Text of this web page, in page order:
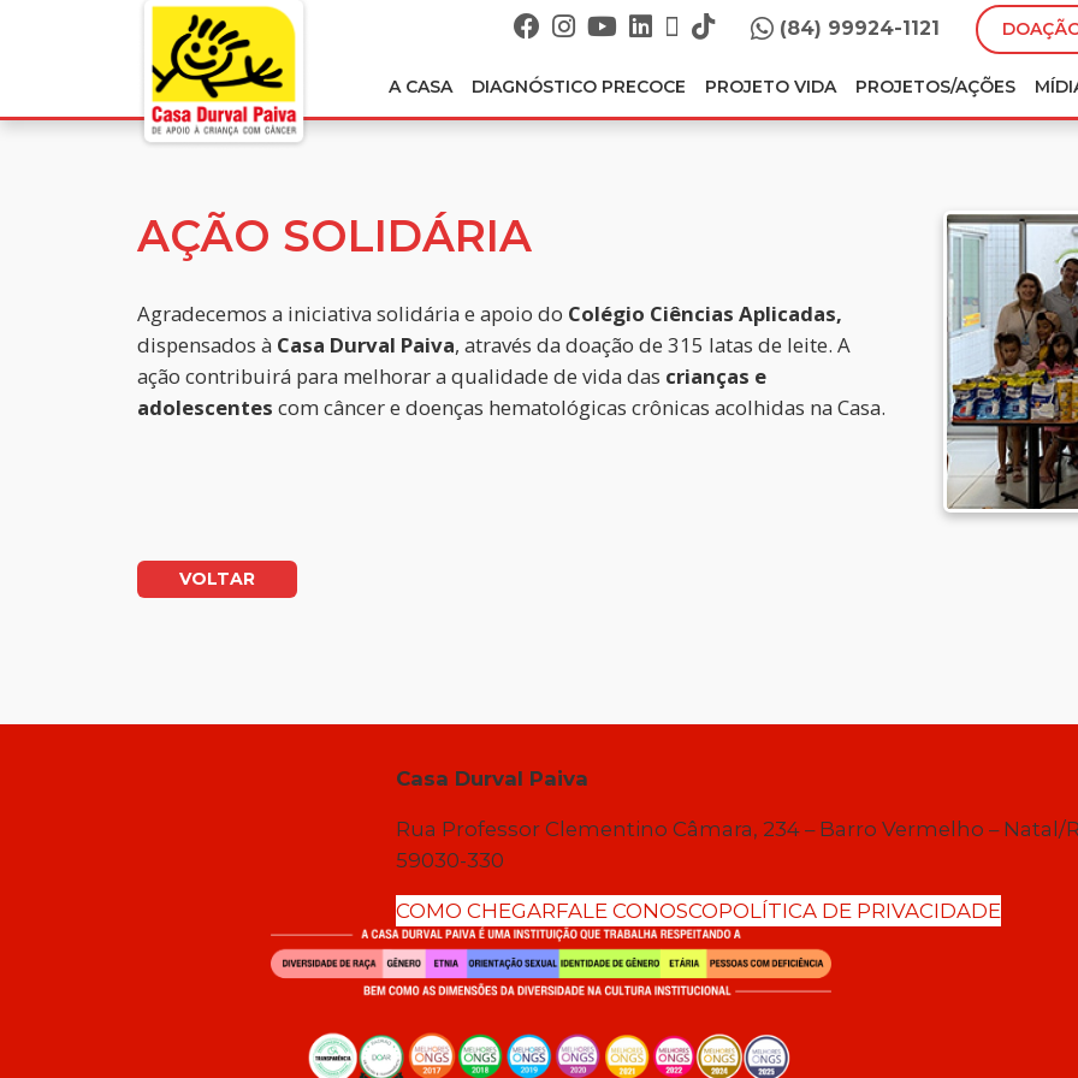
(84) 99924-1121
A CASA DIAGNÓSTICO PRECOCE PROJETO VIDA PROJETOS/AÇÕES
AÇÃO SOLIDÁRIA
Agradecemos a iniciativa solidária e apoio do Colégio Ciências Aplicadas,
dispensados à Casa Durval Paiva, através da doação de 315 latas de leite. A
ação contribuirá para melhorar a qualidade de vida das crianças e
adolescentes com câncer e doenças hematológicas crônicas acolhidas na Casa.
VOLTAR
Casa Durval Paiva
Rua Professor Clementino Câmara, 234 – Barro Vermelho – Natal/
59030-330
COMO CHEGARFALE CONOSCOPOLÍTICA DE PRIVACIDADE